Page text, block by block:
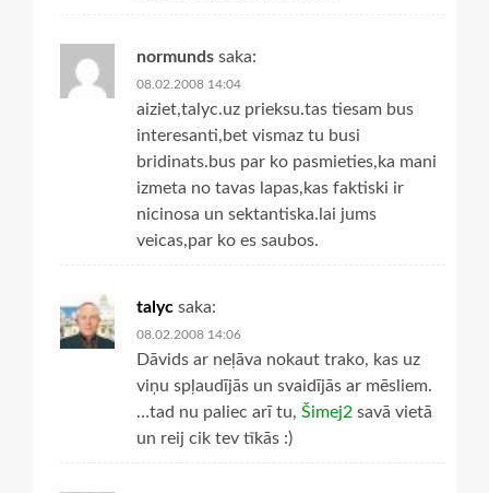
normunds saka:
08.02.2008 14:04
aiziet,talyc.uz prieksu.tas tiesam bus
interesanti,bet vismaz tu busi
bridinats.bus par ko pasmieties,ka mani
izmeta no tavas lapas,kas faktiski ir
nicinosa un sektantiska.lai jums
veicas,par ko es saubos.
talyc saka:
08.02.2008 14:06
Dāvids ar neļāva nokaut trako, kas uz
viņu spļaudījās un svaidījās ar mēsliem.
…tad nu paliec arī tu, Šimej2 savā vietā
un reij cik tev tīkās :)